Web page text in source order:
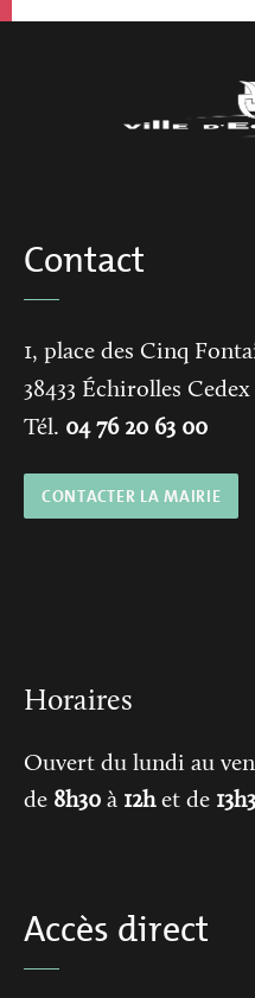
Contact
1, place des Cinq
38433 Échirolles Cedex
Tél. 04 76 20 63 00
CONTACTER LA MAIRIE
Horaires
Ouvert du lundi au
de 8h30 à 12het de
Accès direct